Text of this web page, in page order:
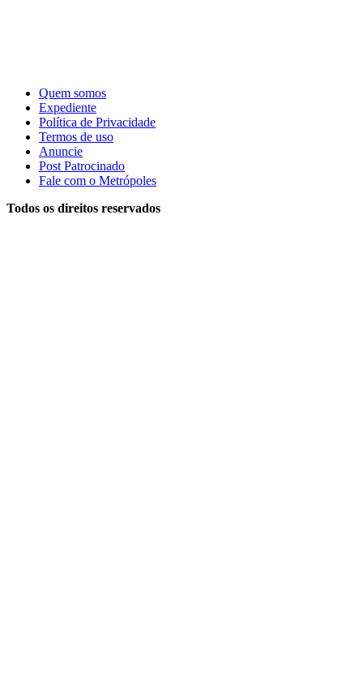
Quem somos
Expediente
Política de Privacidade
Termos de uso
Anuncie
Post Patrocinado
Fale com o Metrópoles
Todos os direitos reservados